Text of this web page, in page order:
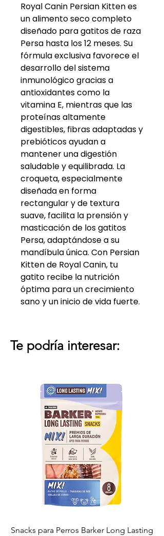
Royal Canin Persian Kitten es
un alimento seco completo
diseñado para gatitos de raza
Persa hasta los 12 meses. Su
fórmula exclusiva favorece el
desarrollo del sistema
inmunológico gracias a
antioxidantes como la
vitamina E, mientras que las
proteínas altamente
digestibles, fibras adaptadas y
prebióticos ayudan a
mantener una digestión
saludable y equilibrada. La
croqueta, especialmente
diseñada en forma
rectangular y de textura
suave, facilita la prensión y
masticación de los gatitos
Persa, adaptándose a su
mandíbula única. Con Persian
Kitten de Royal Canin, tu
gatito recibe la nutrición
óptima para un crecimiento
sano y un inicio de vida fuerte.
Te podría interesar:
Snacks para Perros Barker Long Lasting